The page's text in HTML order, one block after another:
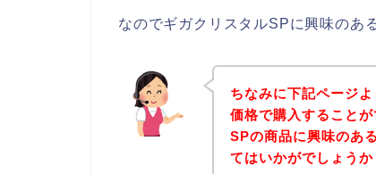
なのでギガクリスタルSPに興味のあ
ちなみに下記ページ
価格で購入すること
SPの商品に興味のあ
てはいかがでしょうか